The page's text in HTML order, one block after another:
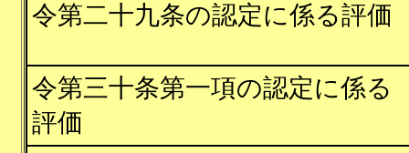
令第二十九条の認定に係る評価
令第三十条第一項の認定に係る
評価